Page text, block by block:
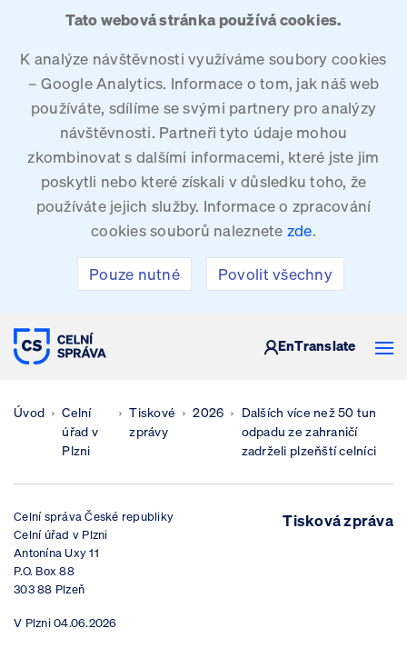
Tato webová stránka používá cookies.
K analýze návštěvnosti využíváme soubory cookies
– Google Analytics. Informace o tom, jak náš web
používáte, sdílíme se svými partnery pro analýzy
návštěvnosti. Partneři tyto údaje mohou
zkombinovat s dalšími informacemi, které jste jim
poskytli nebo které získali v důsledku toho, že
používáte jejich služby. Informace o zpracování
cookies souborů naleznete zde.
Pouze nutné Povolit všechny
CELNÍ SPRÁVA ČESKÉ REPUBLIKY
EnTranslate
Úvod
Celní
úřad v
Plzni
Tiskové
zprávy
2026
Dalších více než 50 tun
odpadu ze zahraničí
zadrželi plzeňští celníci
Celní správa České republiky
Celní úřad v Plzni
Antonína Uxy 11
P.O. Box 88
303 88 Plzeň
V Plzni 04.06.2026
Tisková zpráva